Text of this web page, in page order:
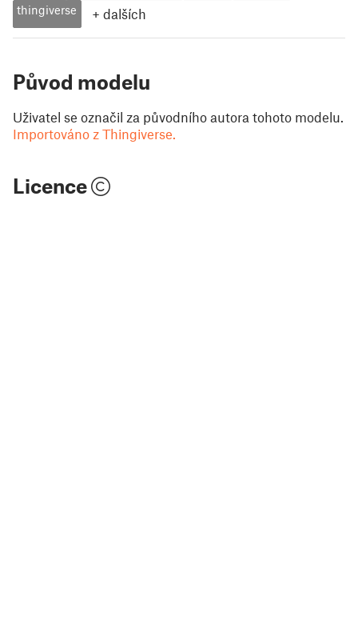
thingiverse
+ dalších
Původ modelu
Uživatel se označil za původního autora tohoto modelu.
Importováno z Thingiverse.
Licence